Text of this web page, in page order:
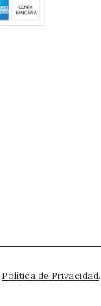
Política de Privacidad.